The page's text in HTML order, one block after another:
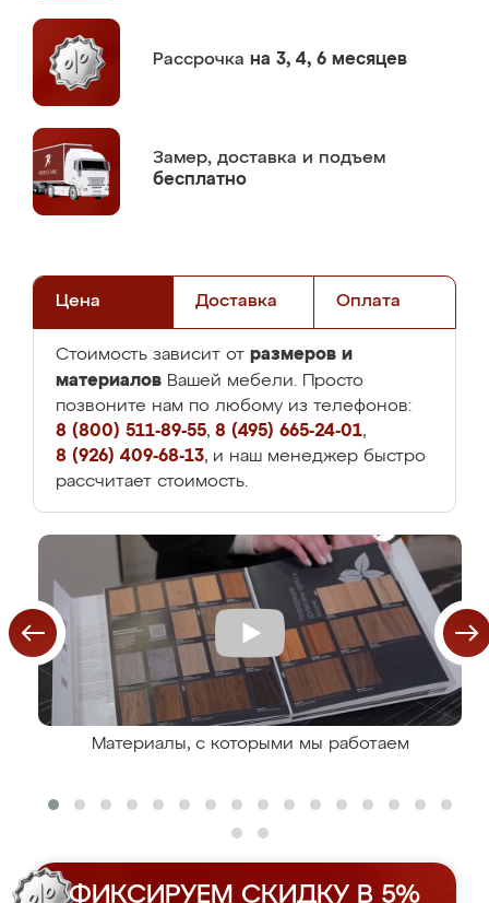
Рассрочка на 3, 4, 6 месяцев
Замер, доставка и подъем
бесплатно
Цена Доставка Оплата
Стоимость зависит от размеров и
материалов Вашей мебели. Просто
позвоните нам по любому из телефонов:
8 (800) 511-89-55, 8 (495) 665-24-01,
8 (926) 409-68-13, и наш менеджер быстро
рассчитает стоимость.
Материалы, с которыми мы работаем
ФИКСИРУЕМ СКИДКУ В 5%